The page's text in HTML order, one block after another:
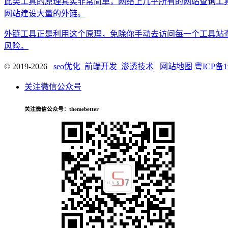
网站建设大量的外链。
外链工具正是利用这个原理，免除你手动去访问每一个工具
风险。
© 2019-2026 seo优化_前端开发_渗透技术 网站地图 粤ICP备
关注微信公众号
关注微信公众号：themebetter